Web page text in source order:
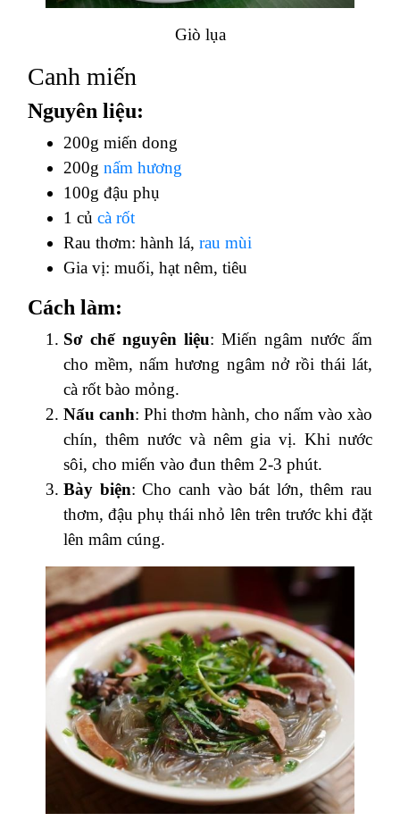
Giò lụa
Canh miến
Nguyên liệu:
200g miến dong
200g nấm hương
100g đậu phụ
1 củ cà rốt
Rau thơm: hành lá, rau mùi
Gia vị: muối, hạt nêm, tiêu
Cách làm:
Sơ chế nguyên liệu: Miến ngâm nước ấm
cho mềm, nấm hương ngâm nở rồi thái lát,
cà rốt bào mỏng.
Nấu canh: Phi thơm hành, cho nấm vào xào
chín, thêm nước và nêm gia vị. Khi nước
sôi, cho miến vào đun thêm 2-3 phút.
Bày biện: Cho canh vào bát lớn, thêm rau
thơm, đậu phụ thái nhỏ lên trên trước khi đặt
lên mâm cúng.